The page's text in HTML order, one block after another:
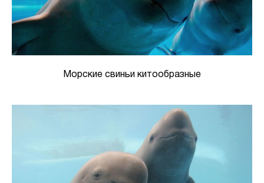
Морские свиньи китообразные